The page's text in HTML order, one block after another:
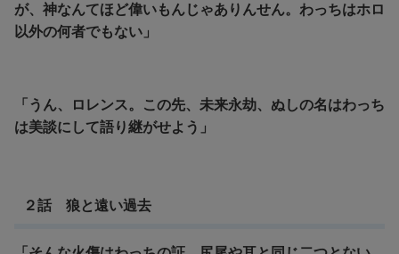
が、神なんてほど偉いもんじゃありんせん。わっちはホロ
以外の何者でもない」
「うん、ロレンス。この先、未来永劫、ぬしの名はわっち
は美談にして語り継がせよう」
２話 狼と遠い過去